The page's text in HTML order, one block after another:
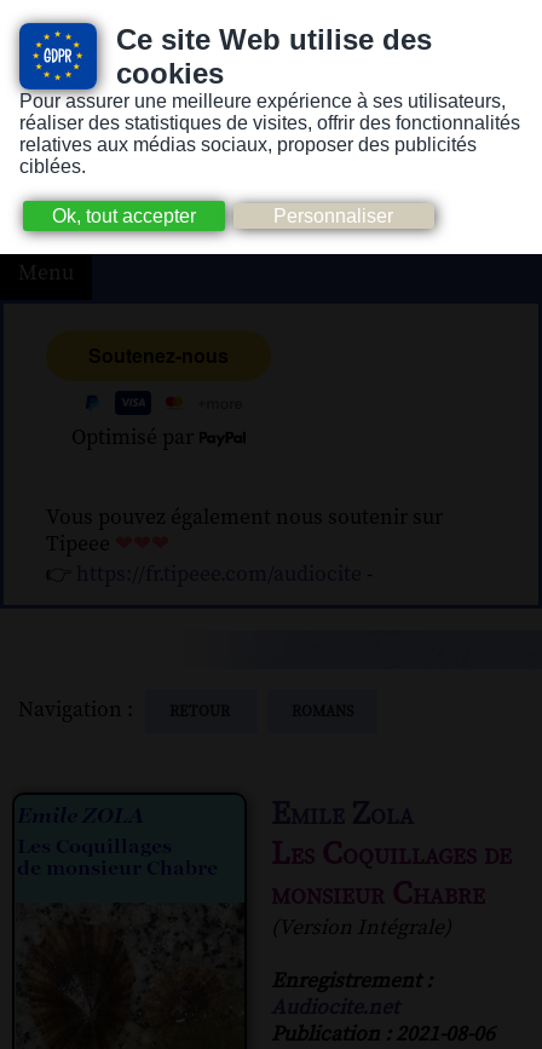
Ce site Web utilise des
cookies
Pour assurer une meilleure expérience à ses utilisateurs,
réaliser des statistiques de visites, offrir des fonctionnalités
relatives aux médias sociaux, proposer des publicités
ciblées.
Version pour personnes mal-voyantes ou non-voyantes
Menu
Optimisé par
Vous pouvez également nous soutenir sur
Tipeee
👉
-
Navigation :
Les Coquillages de
monsieur Chabre
(Version Intégrale)
Enregistrement :
Publication : 2021-08-06